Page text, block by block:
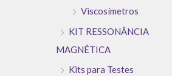
Viscosímetros
KIT RESSONÂNCIA
MAGNÉTICA
Kits para Testes